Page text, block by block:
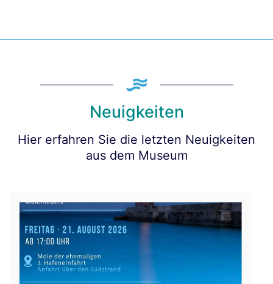
Neuigkeiten
Hier erfahren Sie die letzten Neuigkeiten
aus dem Museum